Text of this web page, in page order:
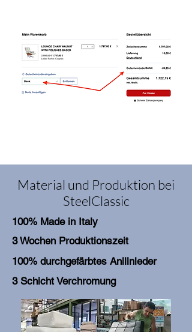
Material und Produktion bei
SteelClassic
100% Made in Italy
3 Wochen Produktionszeit
100% durchgefärbtes Anilinleder
3 Schicht Verchromung